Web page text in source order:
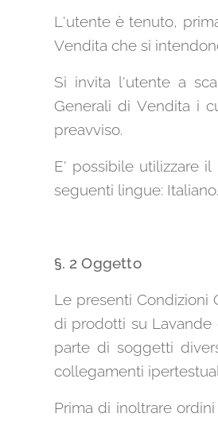
L'utente è tenuto,
Vendita che si
Si invita l'utente a
Generali di Vendita i
preavviso.
E' possibile utilizzare
seguenti lingue: Italiano.
§. 2 Oggetto
Le presenti Condizioni
di prodotti su
parte di soggetti
collegamenti
Prima di inoltrare